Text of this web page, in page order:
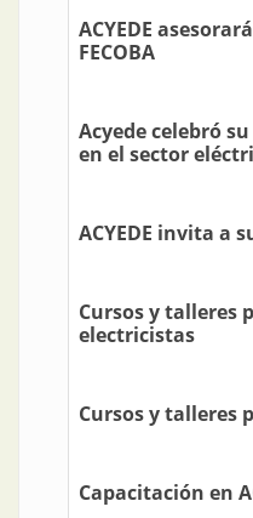
ACYEDE
FECOBA
Acyede celebró
en el sector
ACYEDE invita a
Cursos y talleres
electricistas
Cursos y talleres
Capacitación en